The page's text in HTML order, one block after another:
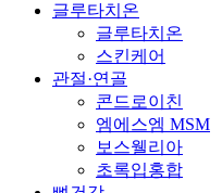
글루타치온
글루타치온
스킨케어
관절·연골
콘드로이친
엠에스엠 MSM
보스웰리아
초록입홍합